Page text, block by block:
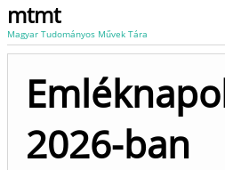
mtmt
Magyar Tudományos Művek Tára
2026-ban